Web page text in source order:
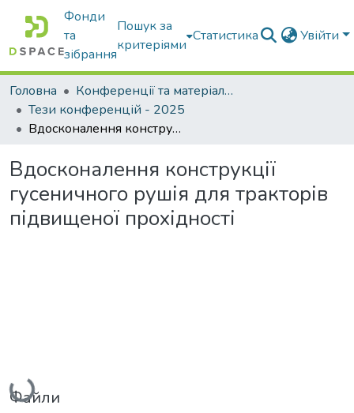
Фонди
та
зібрання
Пошук за
критеріями
Статистика Увійти
Головна
Конференції та матеріали конференцій
Тези конференцій - 2025
Вдосконалення конструкції гусеничного рушія для тракторів підвищеної прохідності
Вдосконалення конструкції
гусеничного рушія для тракторів
підвищеної прохідності
Вантажиться...
Файли